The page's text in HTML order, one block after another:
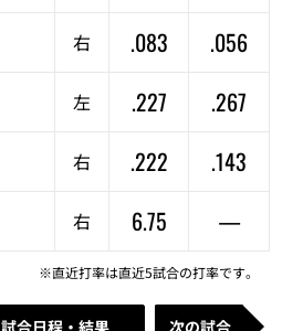
右 .083
.056
左 .227
.267
右 .222
.143
右 6.75 —
※直近打率は直近5試合の打率です。
試合日程・結果 次の試合